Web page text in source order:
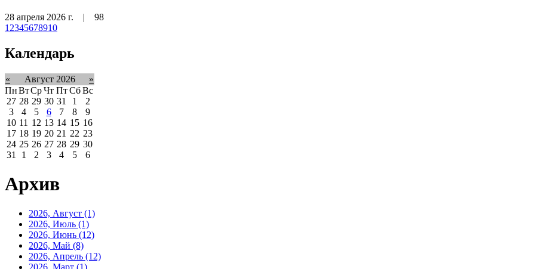
28 апреля 2026 г. | 98
1 2345678910
Календарь
« Август 2026
»
ПнВтСрЧт Пт Сб Вс
27 28 29 30 31 1
2
3
4 5 6 7 8
9
10 11 12 13 14 15 16
17 18 19 20 21 22 23
24 25 26 27 28 29 30
31
1 2 3 4 5 6
Архив
2026, Август (1)
2026, Июль (1)
2026, Июнь (12)
2026, Май (8)
2026, Апрель (12)
2026, Март (1)